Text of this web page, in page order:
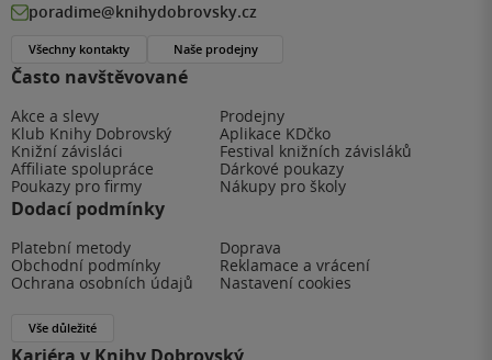
Často navštěvované
Akce a slevy
Prodejny
Klub Knihy Dobrovský
Aplikace KDčko
Knižní závisláci
Festival knižních závisláků
Affiliate spolupráce
Dárkové poukazy
Poukazy pro firmy
Nákupy pro školy
Dodací podmínky
Platební metody
Doprava
Obchodní podmínky
Reklamace a vrácení
Ochrana osobních údajů
Nastavení cookies
Vše důležité
poradime@knihydobrovsky.cz
Všechny kontakty Naše prodejny